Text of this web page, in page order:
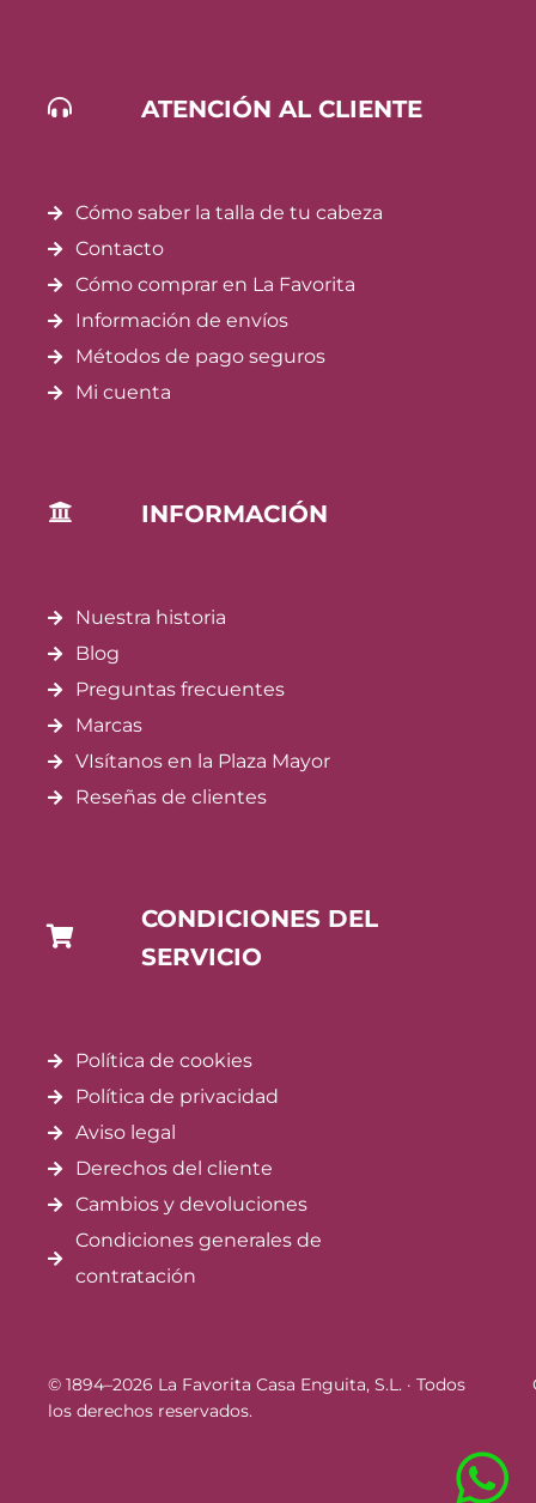
ATENCIÓN AL CLIENTE
Cómo saber la talla de tu cabeza
Contacto
Cómo comprar en La Favorita
Información de envíos
Métodos de pago seguros
Mi cuenta
INFORMACIÓN
Nuestra historia
Blog
Preguntas frecuentes
Marcas
VIsítanos en la Plaza Mayor
Reseñas de clientes
CONDICIONES DEL
SERVICIO
Política de cookies
Política de privacidad
Aviso legal
Derechos del cliente
Cambios y devoluciones
Condiciones generales de
contratación
© 1894–2026 La Favorita Casa Enguita, S.L. · Todos
los derechos reservados.